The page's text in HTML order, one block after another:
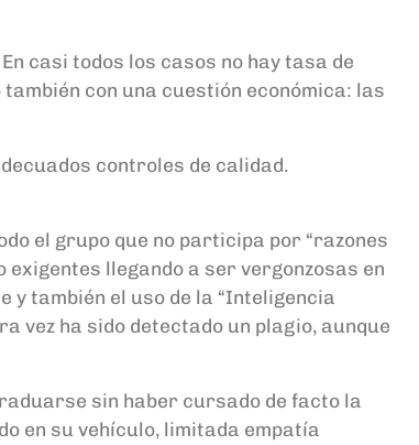
casi todos los casos no hay tasa de
con una cuestión económica: las
controles de calidad.
el grupo que no participa por “razones
llegando a ser vergonzosas en
y también el uso de la “Inteligencia
vez ha sido detectado un plagio, aunque
sin haber cursado de facto la
en su vehículo, limitada empatía